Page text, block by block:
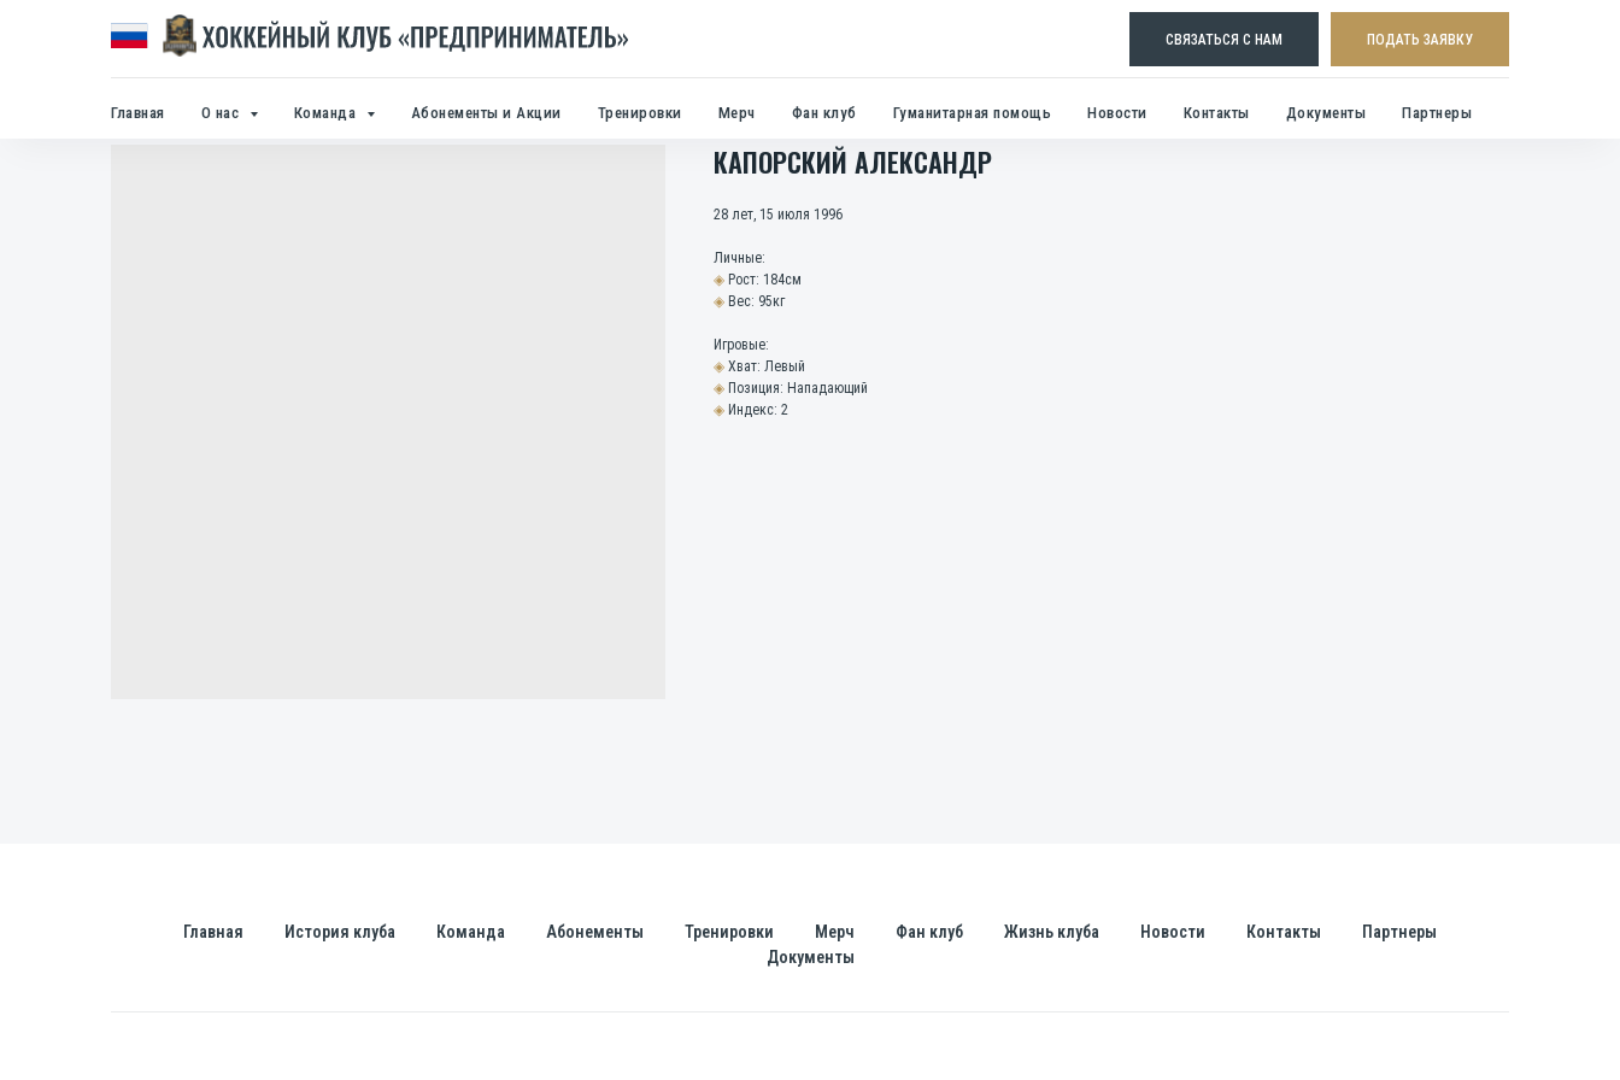
СВЯЗАТЬСЯ С НАМ ПОДАТЬ ЗАЯВКУ
Главная О нас Команда Абонементы и Акции Тренировки Мерч Фан клуб Гуманитарная помощь Новости Контакты Документы Партнеры
КАПОРСКИЙ АЛЕКСАНДР
28 лет, 15 июля 1996
Личные:
◈ Рост: 184см
◈ Вес: 95кг
Игровые:
◈ Хват: Левый
◈ Позиция: Нападающий
◈ Индекс: 2
Главная История клуба Команда Абонементы Тренировки Мерч Фан клуб Жизнь клуба Новости Контакты
Партнеры
Документы